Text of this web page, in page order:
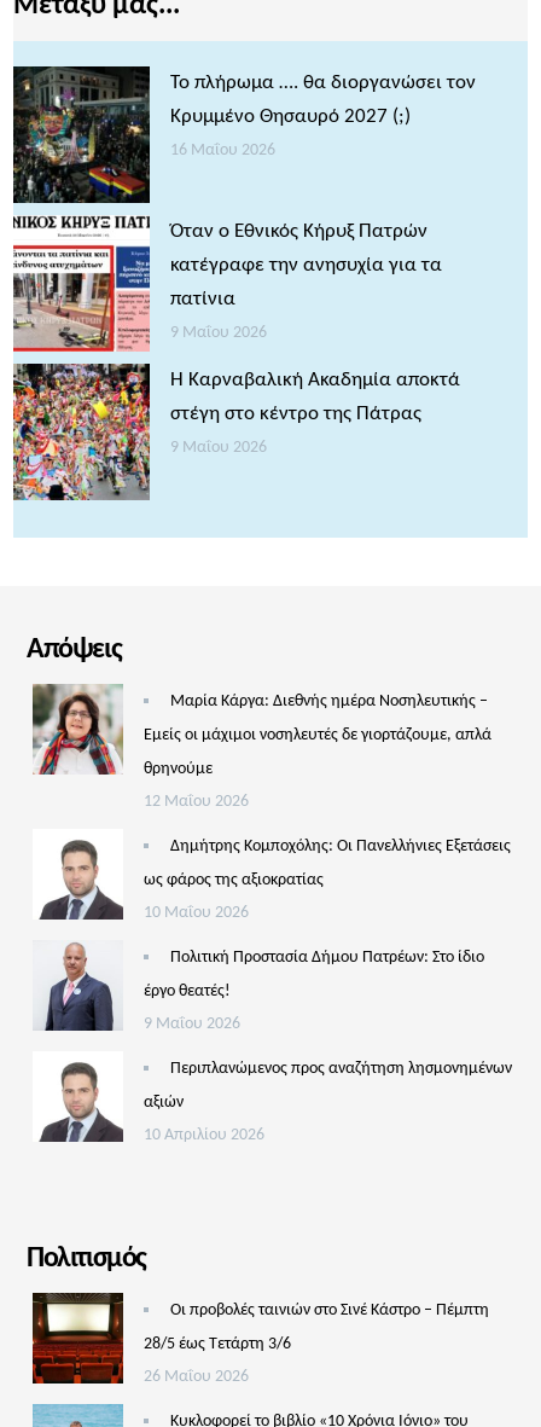
Το πλήρωμα …. θα διοργανώσει τον
Κρυμμένο Θησαυρό 2027 (;)
16 Μαΐου 2026
Όταν ο Εθνικός Κήρυξ Πατρών
κατέγραφε την ανησυχία για τα
πατίνια
9 Μαΐου 2026
Η Καρναβαλική Ακαδημία αποκτά
στέγη στο κέντρο της Πάτρας
9 Μαΐου 2026
Απόψεις
Μαρία Κάργα: Διεθνής ημέρα Νοσηλευτικής –
Εμείς οι μάχιμοι νοσηλευτές δε γιορτάζουμε, απλά
θρηνούμε
12 Μαΐου 2026
Δημήτρης Κομποχόλης: Οι Πανελλήνιες Εξετάσεις
ως φάρος της αξιοκρατίας
10 Μαΐου 2026
Πολιτική Προστασία Δήμου Πατρέων: Στο ίδιο
έργο θεατές!
9 Μαΐου 2026
Περιπλανώμενος προς αναζήτηση λησμονημένων
αξιών
10 Απριλίου 2026
Πολιτισμός
Οι προβολές ταινιών στο Σινέ Κάστρο – Πέμπτη
28/5 έως Τετάρτη 3/6
26 Μαΐου 2026
Κυκλοφορεί το βιβλίο «10 Χρόνια Ιόνιο» του